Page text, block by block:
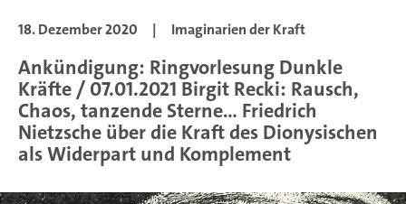
18. Dezember 2020 | Imaginarien der Kraft
Ankündigung: Ringvorlesung Dunkle
Kräfte / 07.01.2021 Birgit Recki: Rausch,
Chaos, tanzende Sterne… Friedrich
Nietzsche über die Kraft des Dionysischen
als Widerpart und Komplement